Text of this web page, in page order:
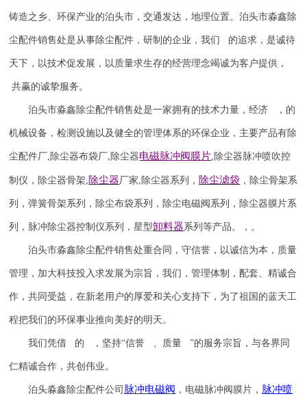
铸造之乡、环保产业的泊头市，交通发达，地理位置。泊头市淼鑫除
尘配件销售处是从事除尘配件，研制的企业，我们 的追求，是诚待
天下，以技术促发展，以质量求生存的经营理念竭诚为客户提供，
共赢的诚挚服务。
泊头市淼鑫除尘配件销售处是一家拥有的技术力量，经济 ，的
机械设备，检测设施以及健全的管理体系的环保企业，主要产品有除
尘配件厂, 除尘器布袋厂, 除尘器电磁脉冲阀膜片, 除尘器脉冲喷吹控
制仪 ， 除尘器骨架,除尘器厂家, 除尘器系列， 除尘滤袋 ，除尘骨架系
列，弹簧骨架系列，除尘布袋系列，除尘电磁阀系列，除尘器膜片系
列，脉冲除尘器控制仪系列，星型卸料器系列等产品。，。
泊头市淼鑫除尘配件销售处重合同，守信誉，以诚信为本，质量
管理，加大科技投入求发展为宗旨，我们，管理体制，配套、精诚合
作，共同受益，在新老用户的厚爱和关心支持下，为了祖国的蓝天工
程把我们的环保事业推向美好的明天。
我们凭借 的 ，坚持“信誉 、质量 ”的服务宗旨，与各界同
仁精诚合作，共创伟业。
泊头淼鑫除尘配件公司 脉冲电磁阀 ，电磁脉冲阀膜片， 脉冲喷